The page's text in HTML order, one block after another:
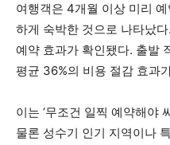
여행객은 4개월 이상 미리
하게 숙박한 것으로 나타났
예약 효과가 확인됐다. 출발
평균 36%의 비용 절감 효과
이는 ‘무조건 일찍 예약해야
물론 성수기 인기 지역이나